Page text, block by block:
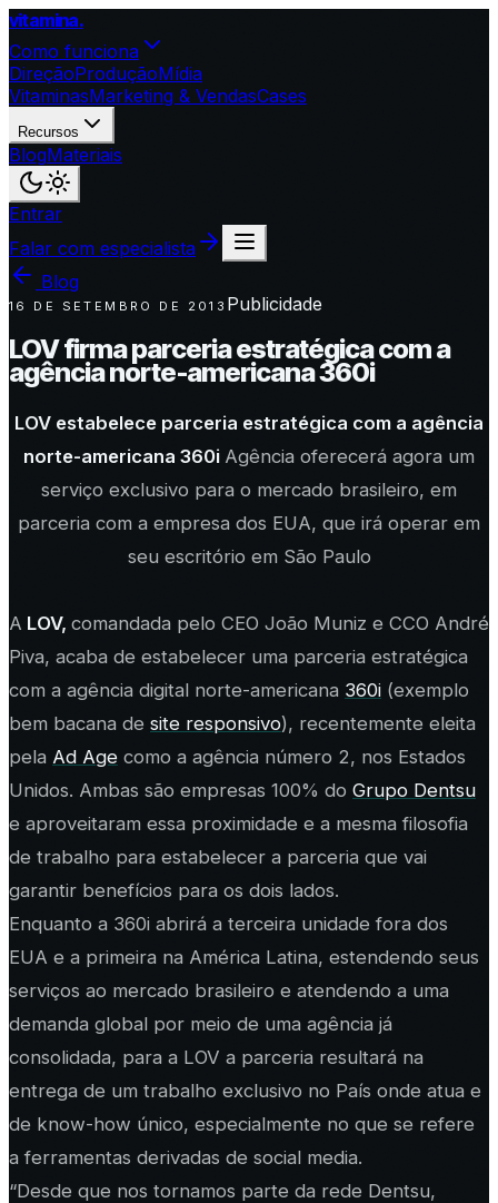
vitamina.
Como funciona
DireçãoProduçãoMídia
VitaminasMarketing & VendasCases
Recursos
BlogMateriais
Entrar
Falar com especialista
Blog
16 DE SETEMBRO DE 2013 Publicidade
LOV firma parceria estratégica com a
agência norte-americana 360i
LOV estabelece parceria estratégica com a agência
norte-americana 360i Agência oferecerá agora um
serviço exclusivo para o mercado brasileiro, em
parceria com a empresa dos EUA, que irá operar em
seu escritório em São Paulo
A LOV, comandada pelo CEO João Muniz e CCO André
Piva, acaba de estabelecer uma parceria estratégica
com a agência digital norte-americana 360i (exemplo
bem bacana de site responsivo), recentemente eleita
pela Ad Age como a agência número 2, nos Estados
Unidos. Ambas são empresas 100% do Grupo Dentsu
e aproveitaram essa proximidade e a mesma filosofia
de trabalho para estabelecer a parceria que vai
garantir benefícios para os dois lados.
Enquanto a 360i abrirá a terceira unidade fora dos
EUA e a primeira na América Latina, estendendo seus
serviços ao mercado brasileiro e atendendo a uma
demanda global por meio de uma agência já
consolidada, para a LOV a parceria resultará na
entrega de um trabalho exclusivo no País onde atua e
de know-how único, especialmente no que se refere
a ferramentas derivadas de social media.
“Desde que nos tornamos parte da rede Dentsu,